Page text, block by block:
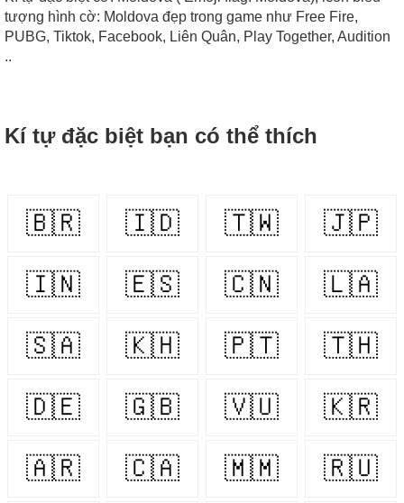
tượng hình cờ: Moldova đẹp trong game như Free Fire,
PUBG, Tiktok, Facebook, Liên Quân, Play Together, Audition
..
Kí tự đặc biệt bạn có thể thích
🇧🇷 🇮🇩 🇹🇼 🇯🇵
🇮🇳 🇪🇸 🇨🇳 🇱🇦
🇸🇦 🇰🇭 🇵🇹 🇹🇭
🇩🇪 🇬🇧 🇻🇺 🇰🇷
🇦🇷 🇨🇦 🇲🇲 🇷🇺